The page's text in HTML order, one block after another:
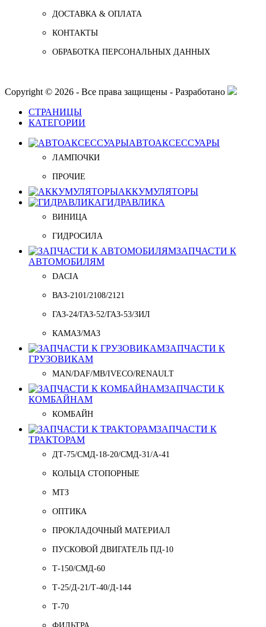
ДОСТАВКА & ОПЛАТА
КОНТАКТЫ
ОБРАБОТКА ПЕРСОНАЛЬНЫХ ДАННЫХ
Copyright © 2026 - Все права защищены - Разработано
СТРАНИЦЫ
КАТЕГОРИИ
АВТОАКСЕССУАРЫ
ЛАМПОЧКИ
ПРОЧИЕ
АККУМУЛЯТОРЫ
ГИДРАВЛИКА
ВИНИЦА
ГИДРОСИЛА
ЗАПЧАСТИ К
АВТОМОБИЛЯМ
DACIA
ВАЗ-2101/2108/2121
ГАЗ-24/ГАЗ-52/ГАЗ-53/ЗИЛ
КАМАЗ/МАЗ
ЗАПЧАСТИ К
ГРУЗОВИКАМ
MAN/DAF/MB/IVECO/RENAULT
ЗАПЧАСТИ К
КОМБАЙНАМ
КОМБАЙН
ЗАПЧАСТИ К
ТРАКТОРАМ
ДТ-75/СМД-18-20/СМД-31/A-41
КОЛЬЦА СТОПОРНЫЕ
МТЗ
ОПТИКА
ПРОКЛАДОЧНЫЙ МАТЕРИАЛ
ПУСКОВОЙ ДВИГАТЕЛЬ ПД-10
Т-150/СМД-60
Т-25/Д-21/Т-40/Д-144
Т-70